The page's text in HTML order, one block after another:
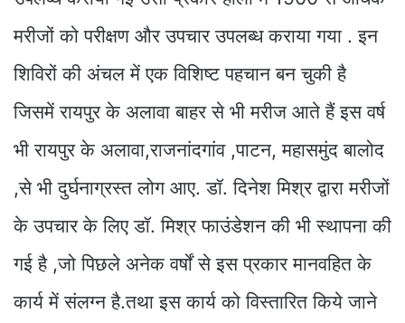
मरीजों को परीक्षण और उपचार उपलब्ध कराया गया . इन
शिविरों की अंचल में एक विशिष्ट पहचान बन चुकी है
जिसमें रायपुर के अलावा बाहर से भी मरीज आते हैं इस वर्ष
भी रायपुर के अलावा,राजनांदगांव ,पाटन, महासमुंद बालोद
,से भी दुर्घनाग्रस्त लोग आए. डॉ. दिनेश मिश्र द्वारा मरीजों
के उपचार के लिए डॉ. मिश्र फाउंडेशन की भी स्थापना की
गई है ,जो पिछले अनेक वर्षों से इस प्रकार मानवहित के
कार्य में संलग्न है.तथा इस कार्य को विस्तारित किये जाने